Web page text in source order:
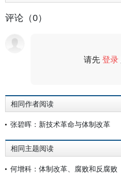
评论（0）
请先登录
相同作者阅读
张碧晖：新技术革命与体制改革
相同主题阅读
何增科：体制改革、腐败和反腐败